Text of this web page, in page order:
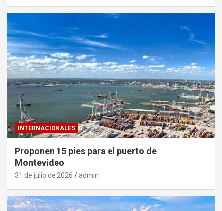
INTERNACIONALES
Proponen 15 pies para el puerto de
Montevideo
31 de julio de 2026 admin